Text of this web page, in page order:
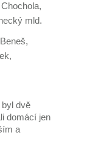
mld.
dvě
domácí jen
a